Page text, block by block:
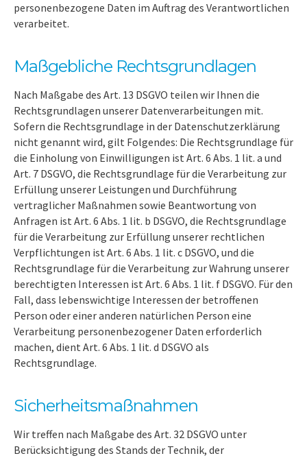
personenbezogene Daten im Auftrag des Verantwortlichen
verarbeitet.
Maßgebliche Rechtsgrundlagen
Nach Maßgabe des Art. 13 DSGVO teilen wir Ihnen die
Rechtsgrundlagen unserer Datenverarbeitungen mit.
Sofern die Rechtsgrundlage in der Datenschutzerklärung
nicht genannt wird, gilt Folgendes: Die Rechtsgrundlage für
die Einholung von Einwilligungen ist Art. 6 Abs. 1 lit. a und
Art. 7 DSGVO, die Rechtsgrundlage für die Verarbeitung zur
Erfüllung unserer Leistungen und Durchführung
vertraglicher Maßnahmen sowie Beantwortung von
Anfragen ist Art. 6 Abs. 1 lit. b DSGVO, die Rechtsgrundlage
für die Verarbeitung zur Erfüllung unserer rechtlichen
Verpflichtungen ist Art. 6 Abs. 1 lit. c DSGVO, und die
Rechtsgrundlage für die Verarbeitung zur Wahrung unserer
berechtigten Interessen ist Art. 6 Abs. 1 lit. f DSGVO. Für den
Fall, dass lebenswichtige Interessen der betroffenen
Person oder einer anderen natürlichen Person eine
Verarbeitung personenbezogener Daten erforderlich
machen, dient Art. 6 Abs. 1 lit. d DSGVO als
Rechtsgrundlage.
Sicherheitsmaßnahmen
Wir treffen nach Maßgabe des Art. 32 DSGVO unter
Berücksichtigung des Stands der Technik, der